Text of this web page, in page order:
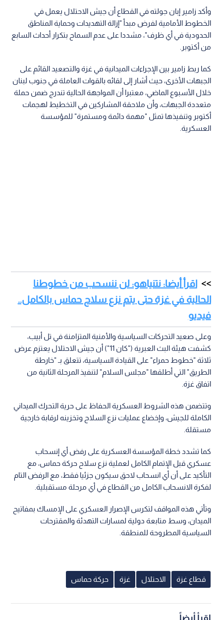
وأكد زامير إبان جولته في القطاع أن جيش الاحتلال يعمل في
الخطوط الأمامية لفرض مبدأ "إزالة التهديدات وحماية المناطق
الحدودية في أي ظرف"، مشددا على عدم السماح بتكرار أحداث السابع
من أكتوبر.
كما ربط زامير بين الإجراءات الميدانية في غزة والتصعيد القائم على
الجبهات الأخرى، حيث أشار إلى لقائه بالقوات العاملة في جنوب لبنان
خلال الأسبوع الماضي، معتبرا أن المواجهة الحالية تندرج ضمن حملة
متعددة الجبهات، وأن ملاحقة المشاركين في التخطيط لهجمات
أكتوبر وتنفيذها تمثل "مهمة دائمة ومستمرة" للمؤسسة
العسكرية.
اقرأ أيضا: نتنياهو: لن ننسحب من خطوطنا
الحالية في غزة حتى يتم نزع سلاح حماس بالكامل..
فيديو
وعلى صعيد التحركات السياسية والأمنية المتزامنة في تل أبيب،
كشفت هيئة البث العبرية ("كان 11") أن جيش الاحتلال يعتزم عرض
ثلاثة "خطوط حمراء" على القيادة السياسية، تتعلق بـ "خارطة
الطريق" التي أطلقها "مجلس السلام" لتنفيذ المرحلة الثانية من
اتفاق غزة.
وتتضمن هذه الشروط العسكرية الحفاظ على حرية التحرك الميداني
الكاملة للجيش، وإخضاع عمليات نزع السلاح وتخزينه لرقابة خارجية
مستقلة.
كما تشدد خطة المؤسسة العسكرية على رفض أي إنسحاب
عسكري قبل الإتمام الكامل لعملية نزع سلاح حركة حماس، مع
التأكيد على أن أي انسحاب لاحق سيكون جزئيا فقط، مع الرفض التام
لفكرة الانسحاب الكامل من القطاع في أي مرحلة مستقبلية.
وتأتي هذه المواقف لتكرس الإصرار العسكري على الإمساك بمفاتيح
الميدان، وسط متابعة دولية لمسارات التهدئة والمقترحات
السياسية المطروحة للمنطقة.
قطاع غزة الاحتلال غزة حركة حماس
اقرأ أيضاً